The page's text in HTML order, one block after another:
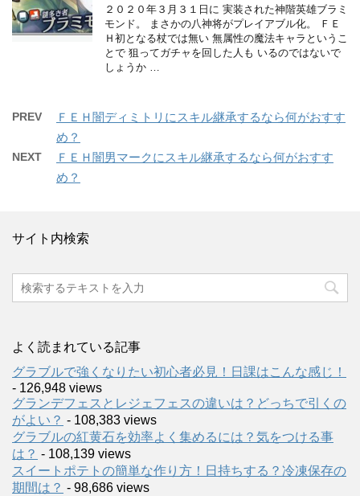
２０２０年３月３１日に 実装された神階英雄ブラミ
モンド。 まさかの八神将がプレイアブル化。 ＦＥ
Ｈ初となる杖では無い 無属性の魔法キャラというこ
とで 狙ってガチャを回した人も いるのではないで
しょうか …
PREV
ＦＥＨ闇ディミトリにスキル継承するなら何がおすす
め？
NEXT
ＦＥＨ闇男マークにスキル継承するなら何がおすす
め？
サイト内検索
よく読まれている記事
グラブルで強くなりたい初心者必見！日課はこんな感じ！
- 126,948 views
グランデフェスとレジェフェスの違いは？どっちで引くの
がよい？ - 108,383 views
グラブルの紅黄石を効率よく集めるには？気をつける事
は？ - 108,139 views
スイートポテトの簡単な作り方！日持ちする？冷凍保存の
期間は？ - 98,686 views